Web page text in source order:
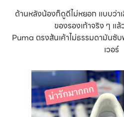
ด้านหลังน้องก็ดูดีไม่หยอก แบบว่า
ของรองเท้าจริง ๆ แ
Puma ตรงส้นเค้าไม่ธรรมดามันซั
เวอร์